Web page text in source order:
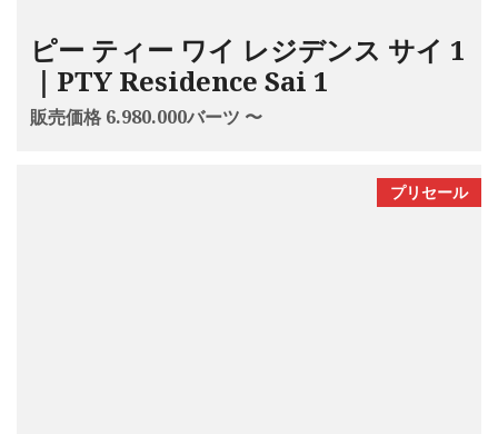
ピー ティー ワイ レジデンス サイ 1
｜PTY Residence Sai 1
販売価格 6.980.000バーツ 〜
プリセール